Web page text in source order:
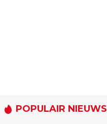
POPULAIR NIEUWS